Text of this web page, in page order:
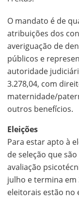
O mandato é de
atribuições dos
averiguação de
públicos e
autoridade
3.278,04, com
maternidade/
outros benefícios.
Eleições
Para estar apto à
de seleção que
avaliação
julho e termina em
eleitorais estão no